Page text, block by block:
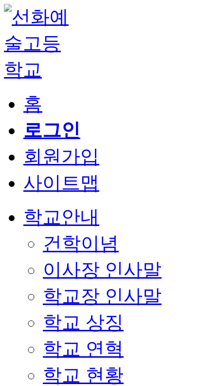
홈
로그인
회원가입
사이트맵
학교안내
건학이념
이사장 인사말
학교장 인사말
학교 상징
학교 연혁
학교 현황